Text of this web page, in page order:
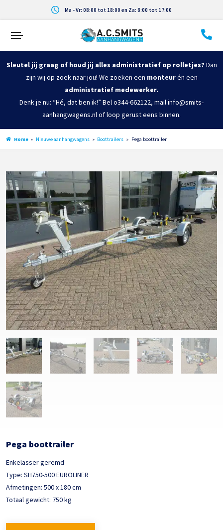
Ma - Vr: 08:00 tot 18:00 en Za: 8:00 tot 17:00
Sleutel jij graag of houd jij alles administratief op rolletjes? Dan
zijn wij op zoek naar jou! We zoeken een monteurén een
administratief medewerker.
Denk je nu: “Hé, dat ben ik!” Bel o344-662122, mail info@smits-
aanhangwagens.nl of loop gerust eens binnen.
Home » Nieuwe aanhangwagens » Boottrailers » Pega boottrailer
Pega boottrailer
Enkelasser geremd
Type: SH750-500 EUROLINER
Afmetingen: 500 x 180 cm
Totaal gewicht: 750 kg